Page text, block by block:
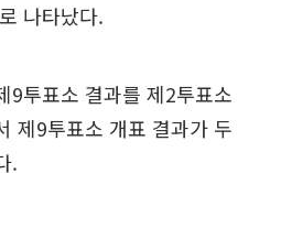
나타났다.
9투표소 결과를 제2투표소
제9투표소 개표 결과가 두
.